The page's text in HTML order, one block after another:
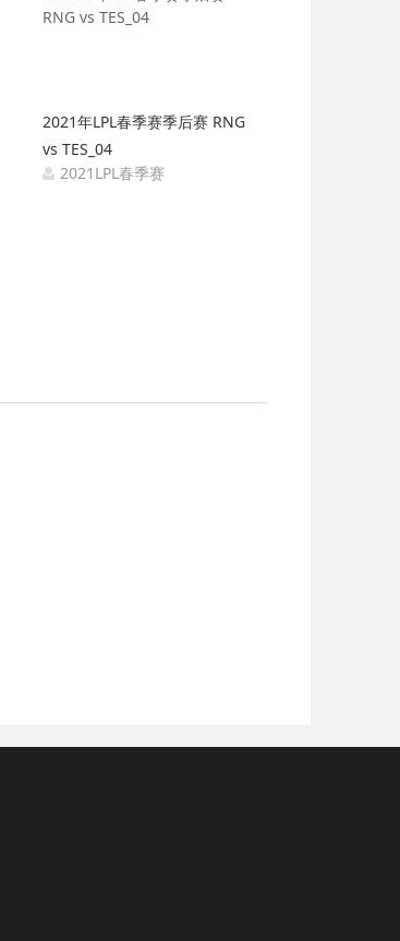
2021年LPL春季赛季后赛 RNG
vs TES_04
2021LPL春季赛